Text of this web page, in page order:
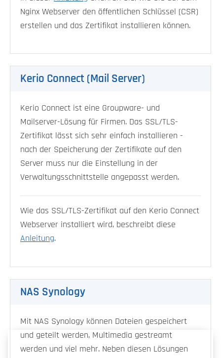
Nginx Webserver den öffentlichen Schlüssel (CSR)
erstellen und das Zertifikat installieren können.
Kerio Connect (Mail Server)
Kerio Connect ist eine Groupware- und
Mailserver-Lösung für Firmen. Das SSL/TLS-
Zertifikat lässt sich sehr einfach installieren -
nach der Speicherung der Zertifikate auf den
Server muss nur die Einstellung in der
Verwaltungsschnittstelle angepasst werden.
Wie das SSL/TLS-Zertifikat auf den Kerio Connect
Webserver installiert wird, beschreibt diese
Anleitung.
NAS Synology
Mit NAS Synology können Dateien gespeichert
und geteilt werden, Multimedia gestreamt
werden und viel mehr. Neben diesen Lösungen